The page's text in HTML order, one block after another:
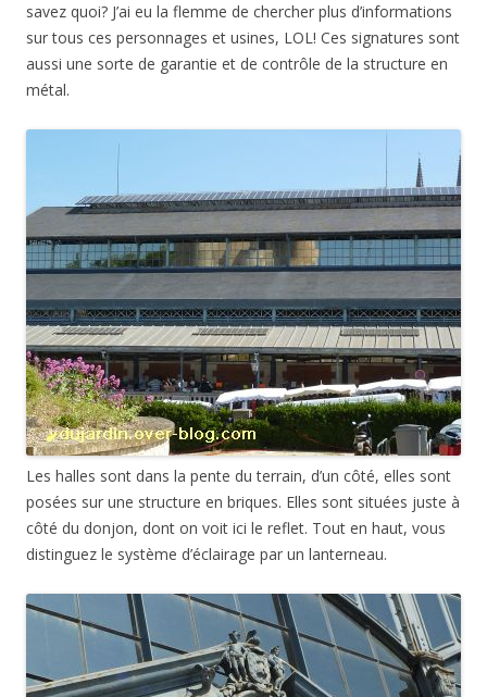
savez quoi? J’ai eu la flemme de chercher plus d’informations
sur tous ces personnages et usines, LOL! Ces signatures sont
aussi une sorte de garantie et de contrôle de la structure en
métal.
Les halles sont dans la pente du terrain, d’un côté, elles sont
posées sur une structure en briques. Elles sont situées juste à
côté du donjon, dont on voit ici le reflet. Tout en haut, vous
distinguez le système d’éclairage par un lanterneau.